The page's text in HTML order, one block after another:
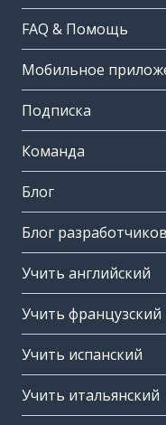
FAQ & Помощь
Мобильное
Подписка
Команда
Блог
Блог разработчиков
Учить английский
Учить французский
Учить испанский
Учить итальянский